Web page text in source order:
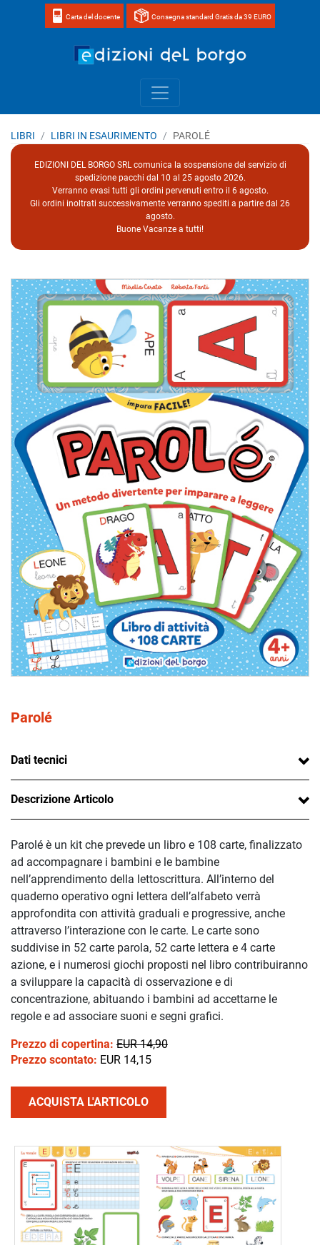
Carta del docente Consegna standard Gratis da 39 EURO
LIBRI LIBRI IN ESAURIMENTO PAROLÉ
EDIZIONI DEL BORGO SRL comunica la sospensione del servizio di
spedizione pacchi dal 10 al 25 agosto 2026.
Verranno evasi tutti gli ordini pervenuti entro il 6 agosto.
Gli ordini inoltrati successivamente verranno spediti a partire dal 26
agosto.
Buone Vacanze a tutti!
Parolé
Dati tecnici
Descrizione Articolo
Parolé è un kit che prevede un libro e 108 carte, finalizzato
ad accompagnare i bambini e le bambine
nell’apprendimento della lettoscrittura. All’interno del
quaderno operativo ogni lettera dell’alfabeto verrà
approfondita con attività graduali e progressive, anche
attraverso l’interazione con le carte. Le carte sono
suddivise in 52 carte parola, 52 carte lettera e 4 carte
azione, e i numerosi giochi proposti nel libro contribuiranno
a sviluppare la capacità di osservazione e di
concentrazione, abituando i bambini ad accettarne le
regole e ad associare suoni e segni grafici.
Prezzo di copertina: EUR 14,90
Prezzo scontato: EUR 14,15
ACQUISTA L'ARTICOLO